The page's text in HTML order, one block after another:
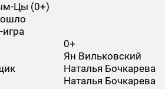
Цы (0+)
0+
Ян Вильковский
Наталья Бочкарева
Наталья Бочкарева